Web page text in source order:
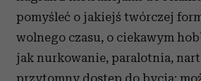
pomyśleć o jakiejś twórczej
wolnego czasu, o ciekawym
jak nurkowanie, paralotnia,
przytomny dostęp do bycia;